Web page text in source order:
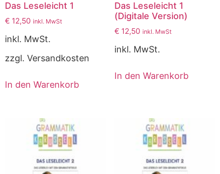
Das Leseleicht 1
€ 12,50 inkl. MwSt
inkl. MwSt.
zzgl. Versandkosten
In den Warenkorb
Das Leseleicht 1
(Digitale Version)
€ 12,50 inkl. MwSt
inkl. MwSt.
In den Warenkorb